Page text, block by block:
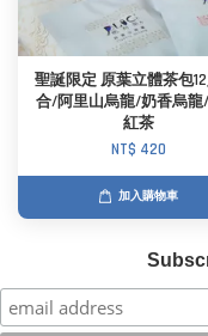
聖誕限定 原葉立體茶包
合/阿里山烏龍/奶香烏龍
紅茶
NT$ 420
加入購物車